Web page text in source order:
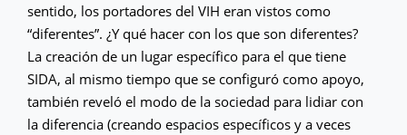
sentido, los portadores del VIH eran vistos como
“diferentes”. ¿Y qué hacer con los que son diferentes?
La creación de un lugar específico para el que tiene
SIDA, al mismo tiempo que se configuró como apoyo,
también reveló el modo de la sociedad para lidiar con
la diferencia (creando espacios específicos y a veces